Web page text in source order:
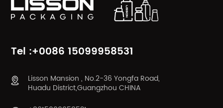
Tel :+0086 15099958531
Lisson Mansion , No.2-36 Yongfa Road,
Huadu District,Guangzhou CHINA